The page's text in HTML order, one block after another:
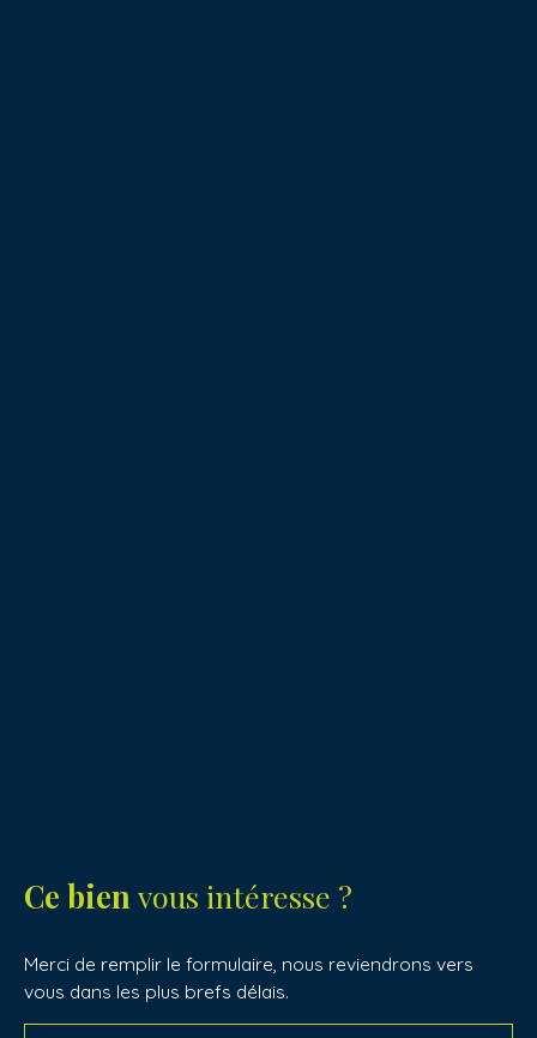
Ce bien vous intéresse ?
Merci de remplir le formulaire, nous reviendrons vers
vous dans les plus brefs délais.